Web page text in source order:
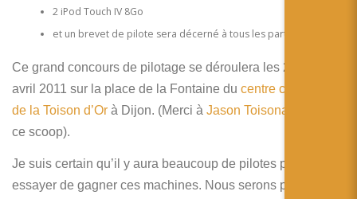
2 iPod Touch IV 8Go
et un brevet de pilote sera décerné à tous les participants.
Ce grand concours de pilotage se déroulera les 2, 6, 8 et 9
avril 2011 sur la place de la Fontaine du centre commercial
de la Toison d’Or à Dijon. (Merci à Jason Toisonaute
ce scoop).
Je suis certain qu’il y aura beaucoup de pilotes pour
essayer de gagner ces machines. Nous serons parmi eux